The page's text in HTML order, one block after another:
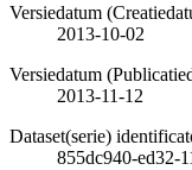
Versiedatum
2013-10-02
Versiedatum
2013-11-12
Dataset(serie)
855dc940-ed32-